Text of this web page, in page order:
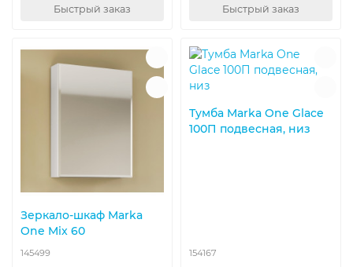
Быстрый заказ Быстрый заказ
Зеркало-шкаф Marka
One Mix 60
145499
Тумба Marka One Glace
100П подвесная, низ
154167